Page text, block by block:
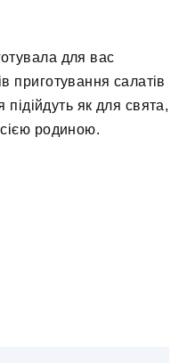
для вас
приготування салатів
як для свята,
родиною.